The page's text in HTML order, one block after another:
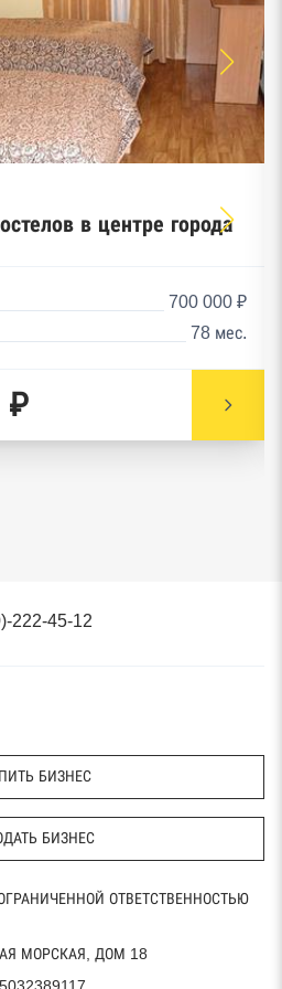
в центре города
700 000 ₽
78 мес.
₽
222-45-12
БИЗНЕС
БИЗНЕС
ОТВЕТСТВЕННОСТЬЮ
МОРСКАЯ, ДОМ 18